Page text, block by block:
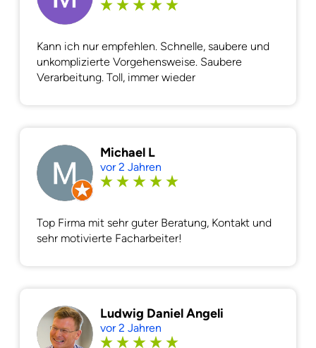
Kann ich nur empfehlen. Schnelle, saubere und
unkomplizierte Vorgehensweise. Saubere
Verarbeitung. Toll, immer wieder
Michael L
vor 2 Jahren
Top Firma mit sehr guter Beratung, Kontakt und
sehr motivierte Facharbeiter!
Ludwig Daniel Angeli
vor 2 Jahren